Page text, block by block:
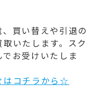
買い替えや引退の
いたします。スク
お受けいたしま
はコチラから☆